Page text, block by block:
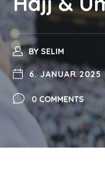
BY SELIM
6. JANUAR 2025
0 COMMENTS